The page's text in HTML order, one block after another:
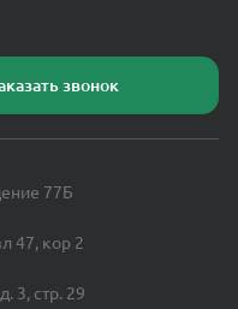
звонок
77Б
47, кор 2
3, стр. 29